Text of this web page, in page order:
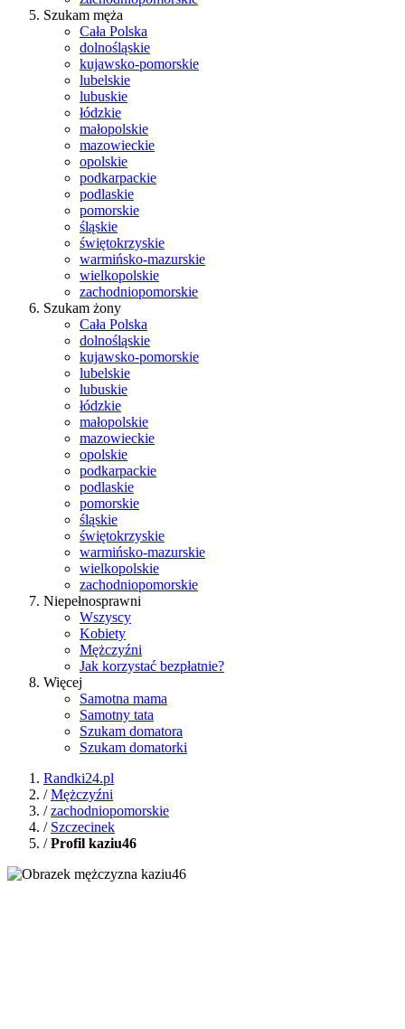
Szukam męża
Cała Polska
dolnośląskie
kujawsko-pomorskie
lubelskie
lubuskie
łódzkie
małopolskie
mazowieckie
opolskie
podkarpackie
podlaskie
pomorskie
śląskie
świętokrzyskie
warmińsko-mazurskie
wielkopolskie
zachodniopomorskie
Szukam żony
Cała Polska
dolnośląskie
kujawsko-pomorskie
lubelskie
lubuskie
łódzkie
małopolskie
mazowieckie
opolskie
podkarpackie
podlaskie
pomorskie
śląskie
świętokrzyskie
warmińsko-mazurskie
wielkopolskie
zachodniopomorskie
Niepełnosprawni
Wszyscy
Kobiety
Mężczyźni
Jak korzystać bezpłatnie?
Więcej
Samotna mama
Samotny tata
Szukam domatora
Szukam domatorki
Randki24.pl
/Mężczyźni
/zachodniopomorskie
/ Szczecinek
/Profil kaziu46